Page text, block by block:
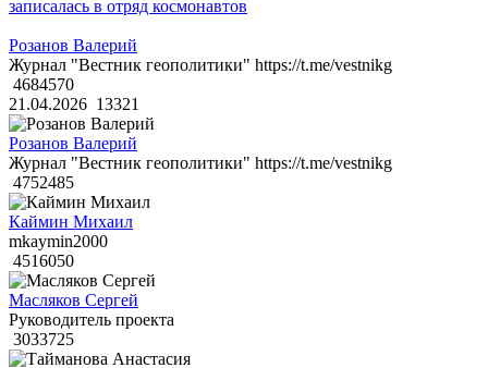
записалась в отряд космонавтов
Розанов Валерий
Журнал "Вестник геополитики" https://t.me/vestnikg
4684570
21.04.2026 13321
Розанов Валерий
Журнал "Вестник геополитики" https://t.me/vestnikg
4752485
Каймин Михаил
mkaymin2000
4516050
Масляков Сергей
Руководитель проекта
3033725